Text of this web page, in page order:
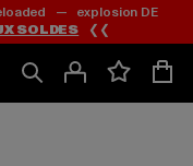
— explosion DE
SOLDES ❮❮